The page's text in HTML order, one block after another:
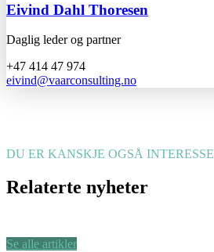
Eivind Dahl Thoresen
Daglig leder og partner
+47 414 47 974
eivind@vaarconsulting.no
DU ER KANSKJE OGSÅ
Relaterte nyheter
Se alle artikler